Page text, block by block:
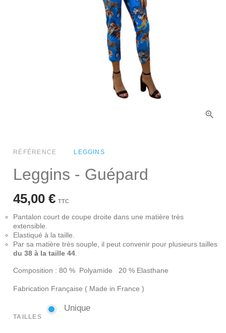
RÉFÉRENCE LEGGINS
Leggins - Guépard
45,00 € TTC
Pantalon court de coupe droite dans une matière très
extensible.
Elastiqué à la taille.
Par sa matière très souple, il peut convenir pour plusieurs tailles
du 38 à la taille 44
Composition : 80 % Polyamide 20 % Elasthane
Fabrication Française ( Made in France )
TAILLES
UniqueUnique